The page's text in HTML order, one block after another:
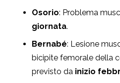
Osorio: Problema
giornata.
Bernabé: Lesione
bicipite femorale della
previsto da inizio